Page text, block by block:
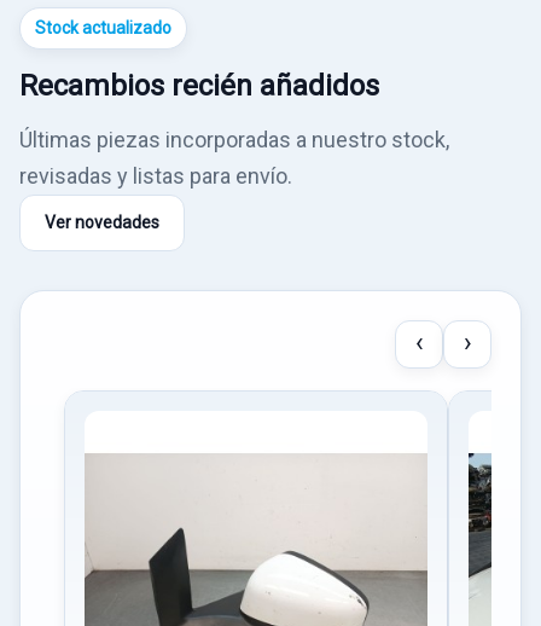
Stock actualizado
Recambios recién añadidos
Últimas piezas incorporadas a nuestro stock,
revisadas y listas para envío.
Ver novedades
‹ ›